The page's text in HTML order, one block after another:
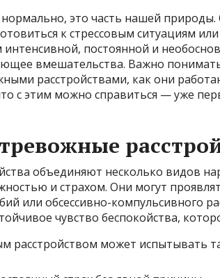
это часть нашей
к стрессовым ситуациям
интенсивной, постоянной и
вмешательства. Важно
расстройствами, как они
с этим можно справиться — уже
объединяют несколько видов
и страхом. Они могут
или обсессивно-компульсивного
чувство беспокойства,
расстройством может испытывать